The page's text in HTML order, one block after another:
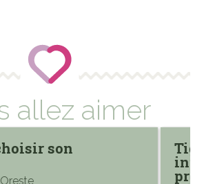
allez aimer
son